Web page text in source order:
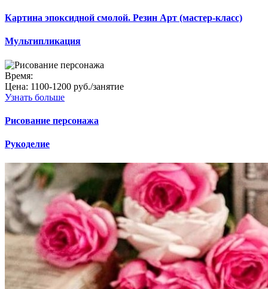
Картина эпоксидной смолой. Резин Арт (мастер-класс)
Мультипликация
Время:
Цена: 1100-1200 руб./занятие
Узнать больше
Рисование персонажа
Рукоделие